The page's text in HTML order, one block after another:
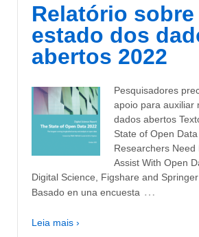
Relatório sobre
estado dos
abertos 2022
Pesquisadores
apoio para auxiliar
dados abertos
State of Open
Researchers
Assist With Open
Digital Science, Figshare and
Basado en una encuesta …
Leia mais ›